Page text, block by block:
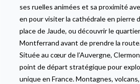
ses ruelles animées et sa proximité
en pour visiter la cathédrale en pierre
place de Jaude, ou découvrir le
Montferrand avant de prendre la
Située au cœur de l’Auvergne,
point de départ stratégique pour
unique en France. Montagnes,